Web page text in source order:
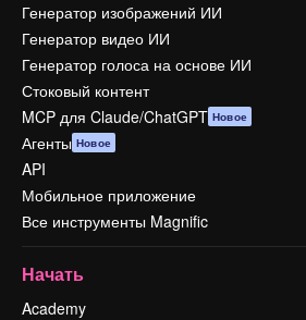
Генератор изображений ИИ
Генератор видео ИИ
Генератор голоса на основе ИИ
Стоковый контент
MCP для Claude/ChatGPT Новое
Агенты Новое
API
Мобильное приложение
Все инструменты Magnific
Начать
Academy